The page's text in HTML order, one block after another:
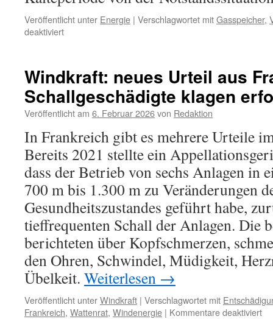
Veröffentlicht unter Energie | Verschlagwortet mitGasspeicher,
deaktiviertfür
Vahrenholt:
Die
Gasspeicher
leeren
–
auf
dem
Weg
zur
Notsituation
Windkraft: neues Urteil aus
Schallgeschädigte klagen
Veröffentlicht am 6. Februar 2026von Redaktion
In Frankreich gibt es mehrere Urteile
Bereits 2021 stellte ein
dass der Betrieb von sechs Anlagen in
700 m bis 1.300 m zu Veränderungen
Gesundheitszustandes geführt habe,
tieffrequenten Schall der Anlagen. Die
berichteten über Kopfschmerzen,
den Ohren, Schwindel, Müdigkeit,
Übelkeit. Weiterlesen →
Veröffentlicht unterWindkraft | Verschlagwortet mit
Frankreich, Wattenrat, Windenergie | Kommentare deaktiviertfür